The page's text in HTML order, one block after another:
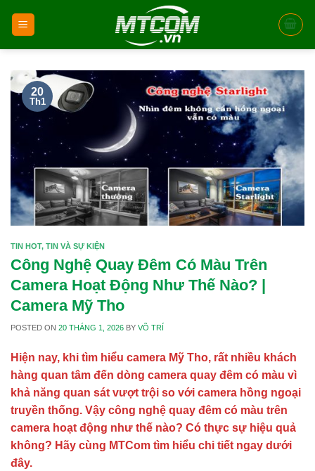
20
Th1
TIN HOT,TIN VÀ SỰ KIỆN
Công Nghệ Quay Đêm Có Màu Trên
Camera Hoạt Động Như Thế Nào? |
Camera Mỹ Tho
POSTED ON20 THÁNG 1, 2026 BYVÕ TRÍ
Hiện nay, khi tìm hiểu camera Mỹ Tho, rất nhiều khách
hàng quan tâm đến dòng camera quay đêm có màu vì
khả năng quan sát vượt trội so với camera hồng ngoại
truyền thống. Vậy công nghệ quay đêm có màu trên
camera hoạt động như thế nào? Có thực sự hiệu quả
không? Hãy cùng MTCom tìm hiểu chi tiết ngay dưới
đây.